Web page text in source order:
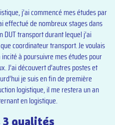
j’ai commencé mes études par
effectué de nombreux stages dans
transport durant lequel j’ai
coordinateur transport. Je voulais
à poursuivre mes études pour
J’ai découvert d’autres postes et
je suis en fin de première
logistique, il me restera un an
en logistique.
3 qualités